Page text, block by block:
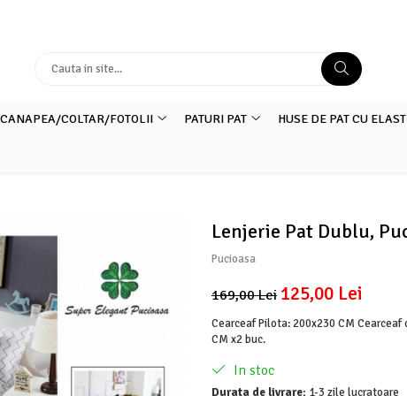
COLTAR/FOTOLII PATURI PAT HUSE DE PAT CU
Lenjerie Pat Dublu,
Pucioasa
169,00 Lei 125,00 Lei
Cearceaf Pilota: 200x230 CM Cearceaf
CM x2 buc.
In stoc
Durata de livrare: 1-3 zile lucratoare